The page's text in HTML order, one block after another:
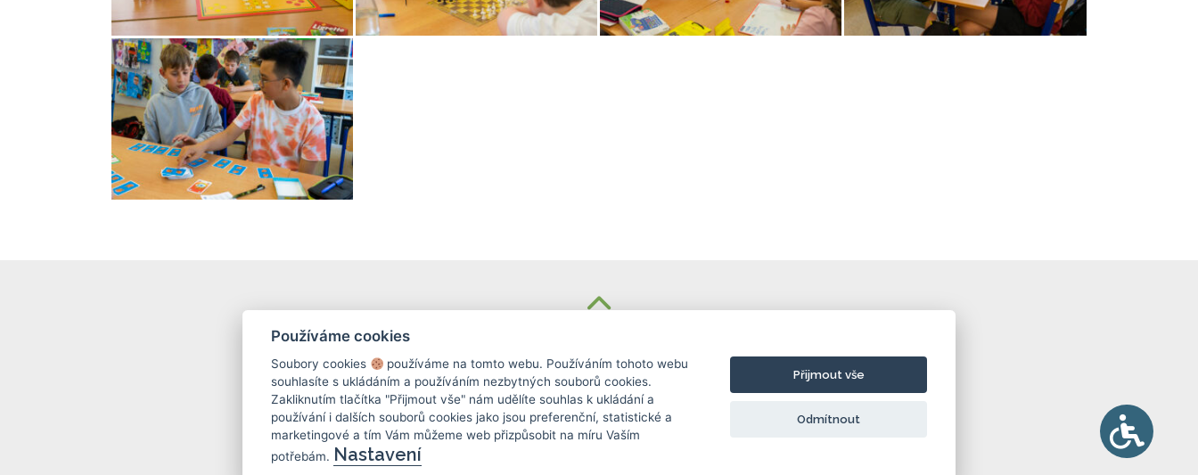
Základní škola
Košinova 22, Brno 612 00
info@zskosinova.cz
(c) 2026 UniWIRE Solution, s. r. o.
Používáme cookies
Soubory cookies
používáme na tomto webu. Používáním tohoto webu
souhlasíte s ukládáním a používáním nezbytných souborů cookies.
Zakliknutím tlačítka "Přijmout vše" nám udělíte souhlas k ukládání a
používání i dalších souborů cookies jako jsou preferenční, statistické a
marketingové a tím Vám můžeme web přizpůsobit na míru Vaším
potřebám. Nastavení
Přijmout vše
Odmítnout